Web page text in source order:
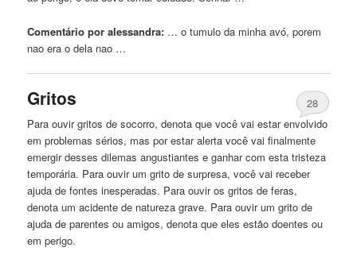
Comentário por alessandra: … o tumulo da minha avó, porem
nao era o dela nao …
Gritos
28
Para ouvir gritos de socorro, denota que você vai estar envolvido
em problemas sérios, mas por estar alerta você vai finalmente
emergir desses dilemas angustiantes e ganhar com esta tristeza
temporária. Para ouvir um grito de surpresa, você vai receber
ajuda de fontes inesperadas. Para ouvir os gritos de feras,
denota um acidente de natureza grave. Para ouvir um grito de
ajuda de parentes ou amigos, denota que eles estão doentes ou
em perigo.